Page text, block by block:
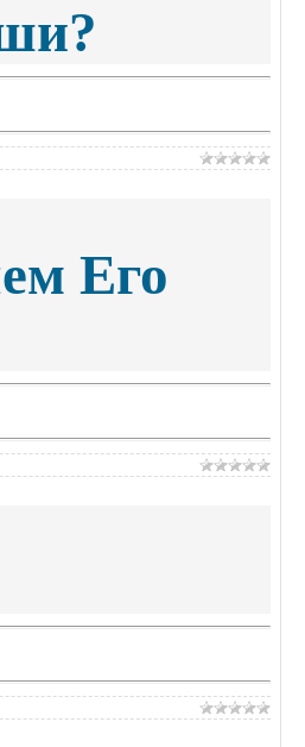
Его